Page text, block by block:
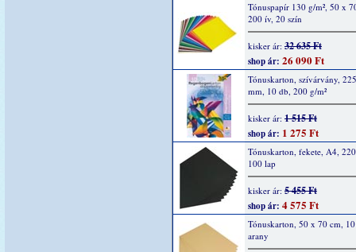
Tónuspapír 130 g/m², 50 x
200 ív, 20 szín
kisker ár: 32 635 Ft
shop ár: 26 090 Ft
Tónuskarton, szívárvány,
mm, 10 db, 200 g/m²
kisker ár: 1 515 Ft
shop ár: 1 275 Ft
Tónuskarton, fekete, A4,
100 lap
kisker ár: 5 455 Ft
shop ár: 4 575 Ft
Tónuskarton, 50 x 70 cm,
arany